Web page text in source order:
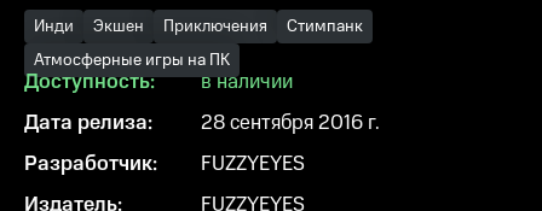
Инди Экшен Приключения
Стимпанк
Атмосферные игры на ПК
Доступность:
в наличии
Дата релиза:
28 сентября 2016 г.
Разработчик:
FUZZYEYES
Издатель:
FUZZYEYES